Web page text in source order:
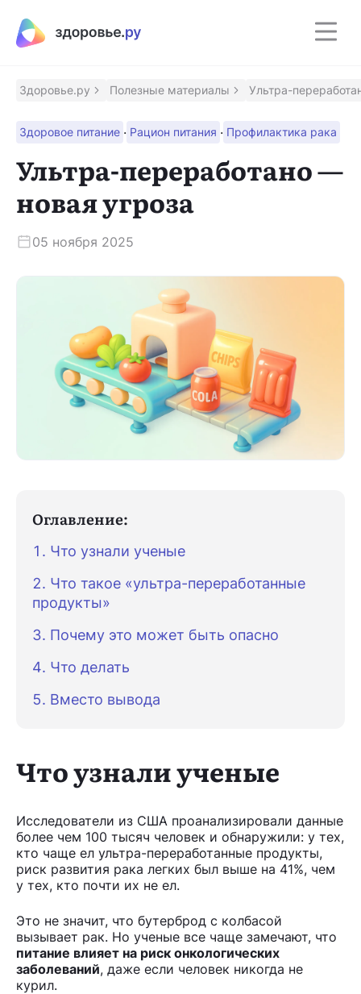
Здоровье.ру Полезные материалы Ультра-
Здоровое питание · Рацион питания · Профилактика рака
Ультра-переработано —
новая угроза
05 ноября 2025
Что узнали ученые
Исследователи из США проанализировали данные
более чем 100 тысяч человек и обнаружили: у тех,
кто чаще ел ультра-переработанные продукты,
риск развития рака легких был выше на 41%, чем
у тех, кто почти их не ел.
Это не значит, что бутерброд с колбасой
вызывает рак. Но ученые все чаще замечают, что
питание влияет на риск онкологических
заболеваний, даже если человек никогда не
курил.
Оглавление:
Что узнали ученые
Что такое «ультра-переработанные
продукты»
Почему это может быть опасно
Что делать
Вместо вывода
Полезные материалы
Программы
Восстановление после инсульта
инсульта
Контроль над псориазом
Помощник для контроля заболевания
Программа для людей с ВМД и ДМО
Приложение врача
Скачать приложение